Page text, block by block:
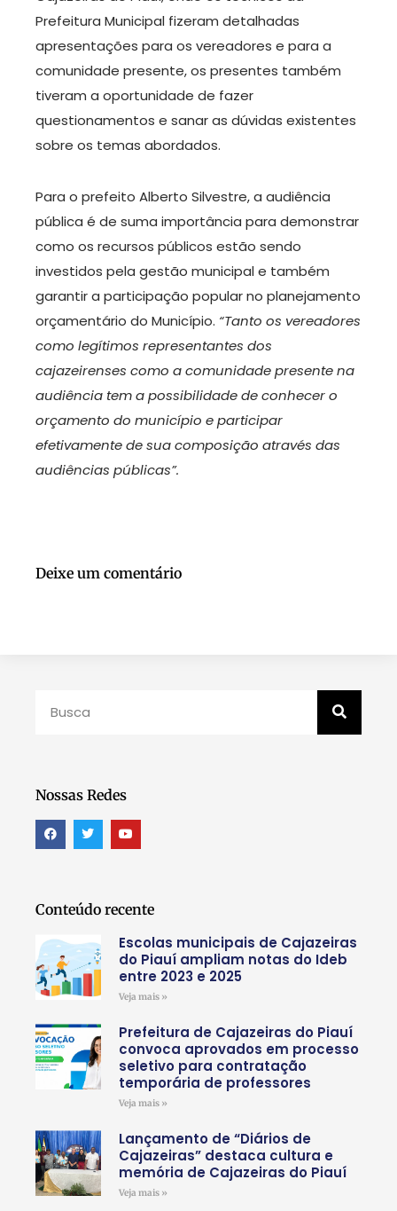
Prefeitura Municipal fizeram detalhadas
apresentações para os vereadores e para a
comunidade presente, os presentes também
tiveram a oportunidade de fazer
questionamentos e sanar as dúvidas existentes
sobre os temas abordados.
Para o prefeito Alberto Silvestre, a audiência
pública é de suma importância para demonstrar
como os recursos públicos estão sendo
investidos pela gestão municipal e também
garantir a participação popular no planejamento
orçamentário do Município. “Tanto os vereadores
como legítimos representantes dos
cajazeirenses como a comunidade presente na
audiência tem a possibilidade de conhecer o
orçamento do município e participar
efetivamente de sua composição através das
audiências públicas”.
Deixe um comentário
Nossas Redes
Conteúdo recente
Escolas municipais de Cajazeiras
do Piauí ampliam notas do Ideb
entre 2023 e 2025
Veja mais »
Prefeitura de Cajazeiras do Piauí
convoca aprovados em processo
seletivo para contratação
temporária de professores
Veja mais »
Lançamento de “Diários de
Cajazeiras” destaca cultura e
memória de Cajazeiras do Piauí
Veja mais »